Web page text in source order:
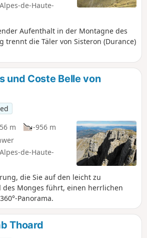
de-Haute-
Aufenthalt in der Montagne des
trennt die Täler von Sisteron (Durance)
und Coste Belle von
m
-956 m
de-Haute-
die Sie auf den leicht zu
des Monges führt, einen herrlichen
Panorama.
Thoard